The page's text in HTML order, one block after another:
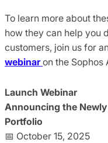
To learn more about
how they can help you
customers, join us for an
webinaron the Sophos
Launch Webinar
Announcing the
Portfolio
📅 October 15, 2025